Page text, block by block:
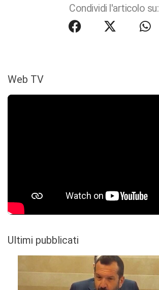
Condividi l'articolo su:
Web TV
Ultimi pubblicati